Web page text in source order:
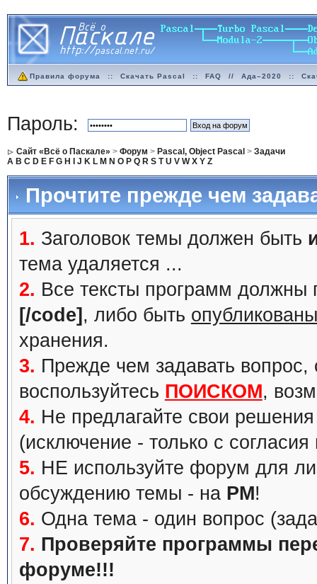
Правила форума :: Скачать Pascal :: FAQ // Ада–2020 ::
Пароль:
Сайт «Всё о Паскале» > Форум > Pascal, Object Pascal > Задачи
A B C D E F G H J K L M N O P Q R S T U V W X Y Z
Прочтите прежде чем
1. Заголовок темы должен быть
тема удаляется ...
2. Все тексты программ должны
[/code] , либо быть
хранения.
3. Прежде чем задавать вопрос,
воспользуйтесь ПОИСКОМ,
4. Не предлагайте свои
(исключение - только с
5. НЕ используйте форум для
обсуждению темы - на PM!
6. Одна тема - один вопрос
7. Проверяйте программы
форуме!!!